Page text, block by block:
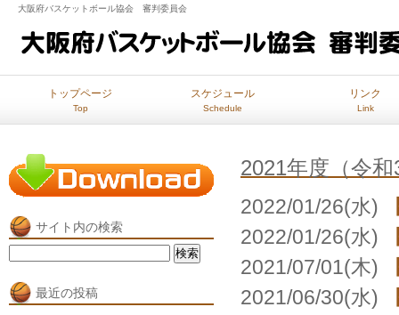
大阪府バスケットボール協会 審判委員会
トップページ
Top
スケジュール
Schedule
リンク
Link
2021年度（令
2022/01/26(水)
2022/01/26(水)
2021/07/01(木)
2021/06/30(水)
サイト内の検索
最近の投稿